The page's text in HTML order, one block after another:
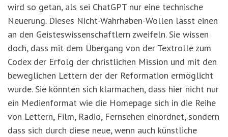
wird so getan, als sei ChatGPT nur eine technische
Neuerung. Dieses Nicht-Wahrhaben-Wollen lässt einen
an den Geisteswissenschaftlern zweifeln. Sie wissen
doch, dass mit dem Übergang von der Textrolle zum
Codex der Erfolg der christlichen Mission und mit den
beweglichen Lettern der der Reformation ermöglicht
wurde. Sie könnten sich klarmachen, dass hier nicht nur
ein Medienformat wie die Homepage sich in die Reihe
von Lettern, Film, Radio, Fernsehen einordnet, sondern
dass sich durch diese neue, wenn auch künstliche